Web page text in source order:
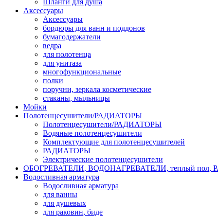
Шланги для душа
Аксессуары
Аксессуары
бордюры для ванн и поддонов
бумагодержатели
ведра
для полотенца
для унитаза
многофункциональные
полки
поручни, зеркала косметические
стаканы, мыльницы
Мойки
Полотенцесушители/РАДИАТОРЫ
Полотенцесушители/РАДИАТОРЫ
Водяные полотенцесушители
Комплектующие для полотенцесушителей
РАДИАТОРЫ
Электрические полотенцесушители
ОБОГРЕВАТЕЛИ, ВОДОНАГРЕВАТЕЛИ, теплый пол,
Водосливная арматура
Водосливная арматура
для ванны
для душевых
для раковин, биде